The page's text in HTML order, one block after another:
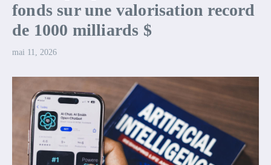
fonds sur une valorisation record
de 1000 milliards $
mai 11, 2026